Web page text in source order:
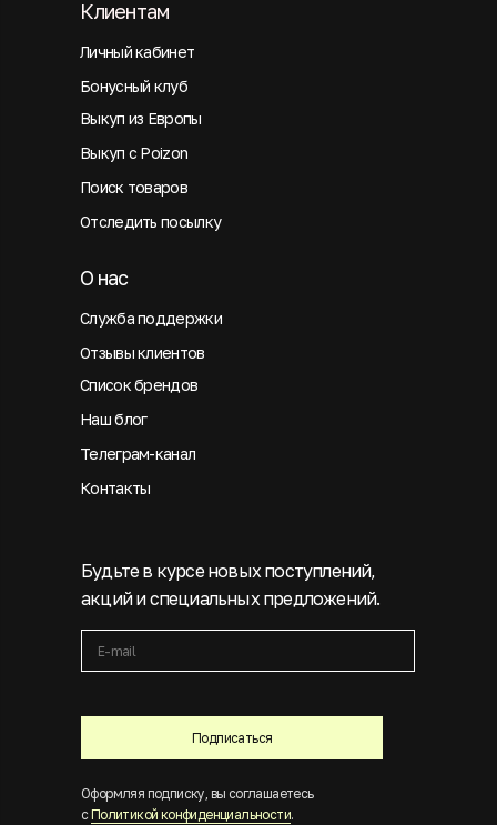
Подписаться
Будьте в курсе новых поступлений,
акций и специальных предложений.
Оформляя подписку, вы соглашаетесь
с Политикой конфиденциальности.
Личный кабинет
Клиентам
Бонусный клуб
Выкуп из Европы
Выкуп с Poizon
Поиск товаров
Отследить посылку
Служба поддержки
О нас
Отзывы клиентов
Список брендов
Наш блог
Телеграм-канал
Контакты